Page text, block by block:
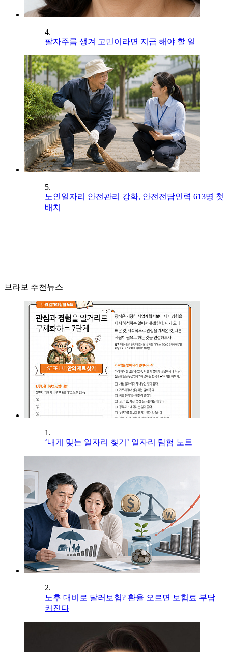
4.
팔자주름 생겨 고민이라면 지금 해야 할 일
5.
노인일자리 안전관리 강화, 안전전담인력 613명 첫
배치
브라보 추천뉴스
1.
‘내게 맞는 일자리 찾기’ 일자리 탐험 노트
2.
노후 대비로 달러보험? 환율 오르면 보험료 부담
커진다